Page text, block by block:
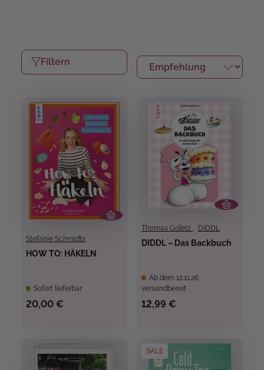
Filtern
Stefanie Schmidts
HOW TO: HÄKELN
Sofort lieferbar
20,00 €
Thomas Goletz , DIDDL
DIDDL – Das Backbuch
Ab dem 12.11.26
versandbereit
12,99 €
SALE